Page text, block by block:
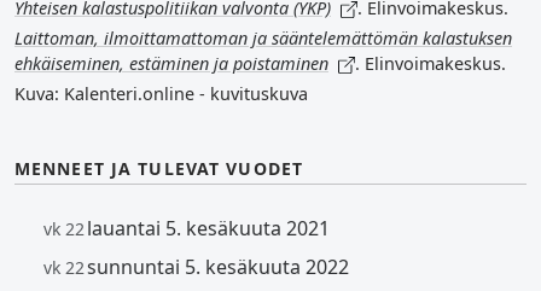
Yhteisen kalastuspolitiikan valvonta (YKP)
. Elinvoimakeskus.
Laittoman, ilmoittamattoman ja sääntelemättömän kalastuksen
ehkäiseminen, estäminen ja poistaminen
. Elinvoimakeskus.
Kuva: Kalenteri.online - kuvituskuva
MENNEET JA TULEVAT VUODET
vk 22 lauantai 5. kesäkuuta 2021
vk 22sunnuntai 5. kesäkuuta 2022